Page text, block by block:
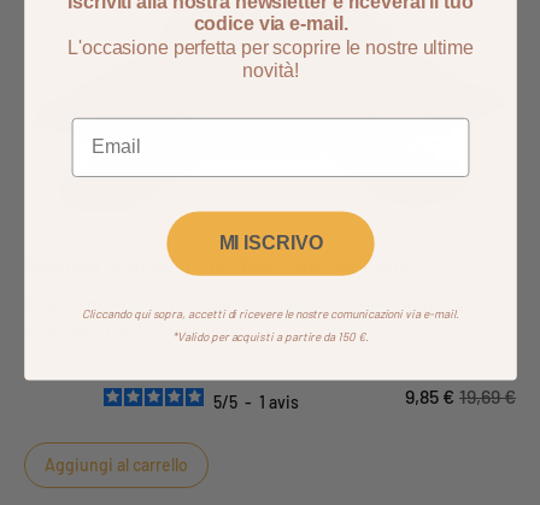
Fazzoletto di peluche Miss Fleur de Lune
compagno fedele del bambino.
5/5 - 1 avis 9,85 € 19,69 €
Aggiungi al carrello
codice via e-mail.
L'occasione perfetta per scoprire le nostre ultime
novità!
MI ISCRIVO
Cliccando qui sopra, accetti di ricevere le nostre comunicazioni via e-mail.
*Valido per acquisti a partire da 150 €.